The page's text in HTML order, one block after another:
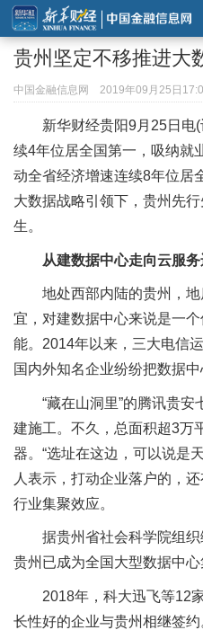
贵州坚定不移推进大
中国金融信息网 2019年09月25日
新华财经贵阳9月25日电
续4年位居全国第一，吸纳就
动全省经济增速连续8年位
大数据战略引领下，贵州先
生。
从建数据中心走向云服
地处西部内陆的贵州，
宜，对建数据中心来说是一个
能。2014年以来，三大电信
国内外知名企业纷纷把数据中
“藏在山洞里”的腾讯贵
建施工。不久，总面积超3万
器。“选址在这边，可以说是
人表示，打动企业落户的，
行业集聚效应。
据贵州省社会科学院组
贵州已成为全国大型数据中心
2018年，科大迅飞等12
长性好的企业与贵州相继签